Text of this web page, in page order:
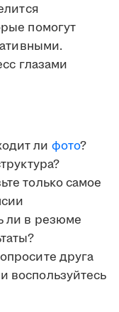
помогут
глазами
ли фото?
только самое
ли в резюме
друга
воспользуйтесь